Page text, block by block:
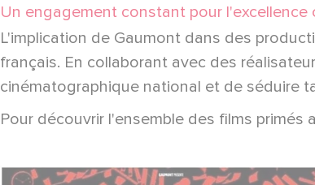
Un engagement constant pour l'excellence
L'implication de Gaumont dans des
français. En collaborant avec des
cinématographique national et de séduire
Pour découvrir l'ensemble des films